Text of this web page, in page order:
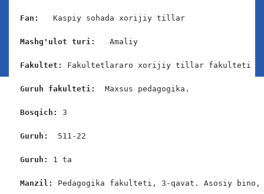
Fan: Kaspiy sohada xorijiy tillar
Mashg'ulot turi: Amaliy
Fakultet: Fakultetlararo xorijiy tillar fakulteti
Guruh fakulteti: Maxsus pedagogika.
Bosqich: 3
Guruh: 511-22
Guruh: 1 ta
Manzil: Pedagogika fakulteti, 3-qavat. Asosiy bino,